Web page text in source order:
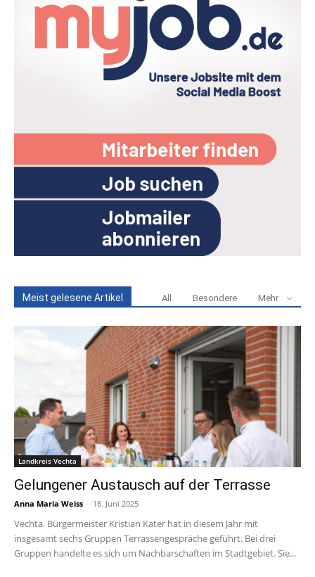
Meist gelesene Artikel All Besondere Mehr
Landkreis Vechta
Gelungener Austausch auf der Terrasse
Anna Maria Weiss - 18. Juni 2025
Vechta. Bürgermeister Kristian Kater hat in diesem Jahr mit
insgesamt sechs Gruppen Terrassengespräche geführt. Bei drei
Gruppen handelte es sich um Nachbarschaften im Stadtgebiet. Sie...